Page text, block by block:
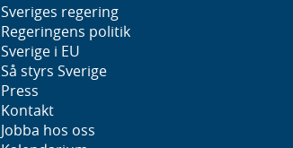
Sveriges regering
Regeringens politik
Sverige i EU
Så styrs Sverige
Press
Kontakt
Jobba hos oss